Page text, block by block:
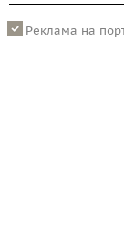
Реклама на